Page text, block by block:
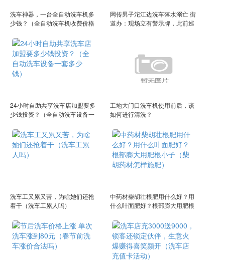
洗车神器，一台全自动洗车机多
少钱？（全自动洗车机收费价格
网传男子沱江边洗车落水溺亡 街
道办：现场立有警示牌，此前巡
24小时自助共享洗车店加盟要多
少钱投资？（全自动洗车设备一
工地大门口洗车机使用前后，该
如何进行清洗？
洗车工又累又苦，为啥她们还抢
着干（洗车工累人吗）
中药材柴胡壮根肥用什么好？用
什么叶面肥好？根部膨大用肥根